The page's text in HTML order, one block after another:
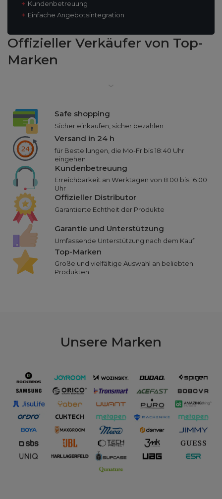
Offizieller Verkäufer von Top-
Marken
Safe shopping
Sicher einkaufen, sicher bezahlen
Versand in 24 h
für Bestellungen, die Mo-Fr bis 18:40 Uhr
eingehen
Kundenbetreuung
Erreichbarkeit an Werktagen von 8:00 bis 16:00
Uhr
Offizieller Distributor
Garantierte Echtheit der Produkte
Garantie und Unterstützung
Umfassende Unterstützung nach dem Kauf
Top-Marken
Große und vielfältige Auswahl an beliebten
Produkten
Kundenbetreuung
Einfache Angebotsintegration
Unsere Marken